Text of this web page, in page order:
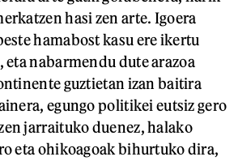
hasi zen arte. Igoera
hamabost kasu ere ikertu
nabarmendu dute arazoa
guztietan izan baitira
egungo politikei eutsiz gero
jarraituko duenez, halako
eta ohikoagoak bihurtuko dira,